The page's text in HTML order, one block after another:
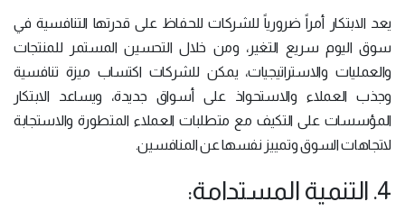
يعد الابتكار أمراً ضرورياً للشركات للحفاظ على قدرتها التنافسية في
سوق اليوم سريع التغير، ومن خلال التحسين المستمر للمنتجات
والعمليات والاستراتيجيات، يمكن للشركات اكتساب ميزة تنافسية
وجذب العملاء والاستحواذ على أسواق جديدة، ويساعد الابتكار
المؤسسات على التكيف مع متطلبات العملاء المتطورة والاستجابة
لاتجاهات السوق وتمييز نفسها عن المنافسين.
4. التنمية المستدامة: